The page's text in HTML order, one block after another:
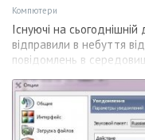
Компютери
Існуючі на
відправили в небуття
повідомлень в